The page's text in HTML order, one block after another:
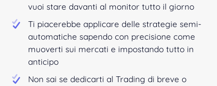
vuoi stare davanti al monitor tutto il giorno
Ti piacerebbe applicare delle strategie semi-
automatiche sapendo con precisione come
muoverti sui mercati e impostando tutto in
anticipo
Non sai se dedicarti al Trading di breve o